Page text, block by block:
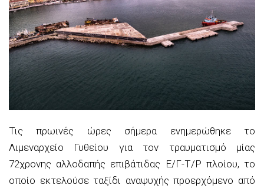
Τις πρωινές ώρες σήμερα ενημερώθηκε το
Λιμεναρχείο Γυθείου για τον τραυματισμό μίας
72χρονης αλλοδαπής επιβάτιδας Ε/Γ-Τ/Ρ πλοίου, το
οποίο εκτελούσε ταξίδι αναψυχής προερχόμενο από